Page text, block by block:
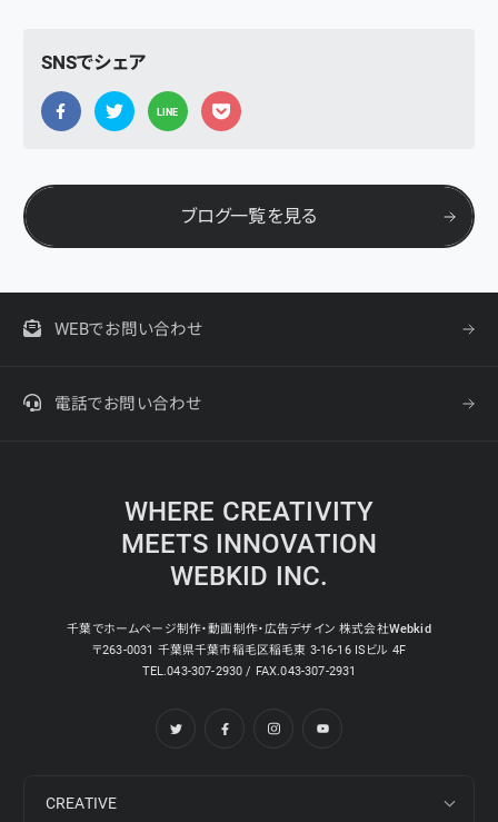
SNSでシェア
LINE
ブログ一覧を見る
WEBでお問い合わせ
電話でお問い合わせ
WHERE CREATIVITY
MEETS INNOVATION
WEBKID INC.
千葉でホームページ制作・動画制作・広告デザイン 株式会社Webkid
〒263-0031 千葉県千葉市稲毛区稲毛東 3-16-16 ISビル 4F
TEL.043-307-2930 / FAX.043-307-2931
CREATIVE